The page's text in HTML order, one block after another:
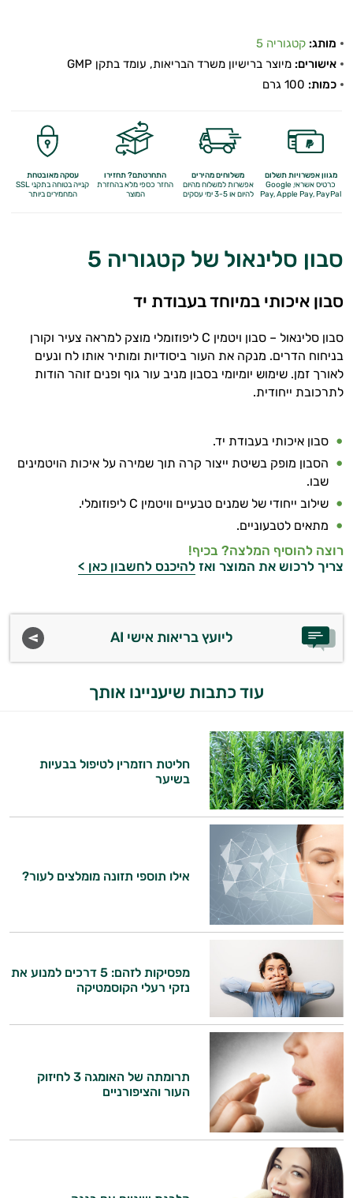
מותג: קטגוריה 5
אישורים: מיוצר ברישיון משרד הבריאות, עומד בתקן GMP
כמות:
מגוון אפשרויות תשלום
כרטיס אשראי, Google
Pay,Apple Pay, PayPal
משלוחים מהירים
אפשרות למשלוח מהיום
להיום או 3-5 ימי עסקים
התחרטתם? תחזירו
החזר כספי מלאבהחזרת
המוצר
עסקה מאובטחת
קנייה בטוחה בתקני SSL
המחמירים ביותר
סבון סלינאול של קטגוריה 5
סבון איכותי במיוחד בעבודת יד
סבון סלינאול – סבון ויטמין C ליפוזומלי מוצק למראה צעיר וקורן
בניחוח הדרים. מנקה את העור ביסודיות ומותיר אותו לח ונעים
לאורך זמן. שימוש יומיומי בסבון מניב עור גוף ופנים זוהר הודות
לתרכובת ייחודית.
סבון איכותי בעבודת יד.
הסבון מופק בשיטת ייצור קרה תוך שמירה על איכות הויטמינים
שבו.
שילוב ייחודי של שמנים טבעיים וויטמין C ליפוזומלי.
מתאים לטבעוניים.
רוצה להוסיף המלצה? בכיף!
צריך לרכוש את המוצר ואז להיכנס לחשבון כאן >
ליועץ בריאות אישי AI
עוד כתבות שיעניינו אותך
חליטת רוזמרין לטיפול בבעיות
בשיער
אילו תוספי תזונה מומלצים לעור?
מפסיקות לזהם: 5 דרכים למנוע את
נזקי רעלי הקוסמטיקה
תרומתה של האומגה 3 לחיזוק
העור והציפורניים